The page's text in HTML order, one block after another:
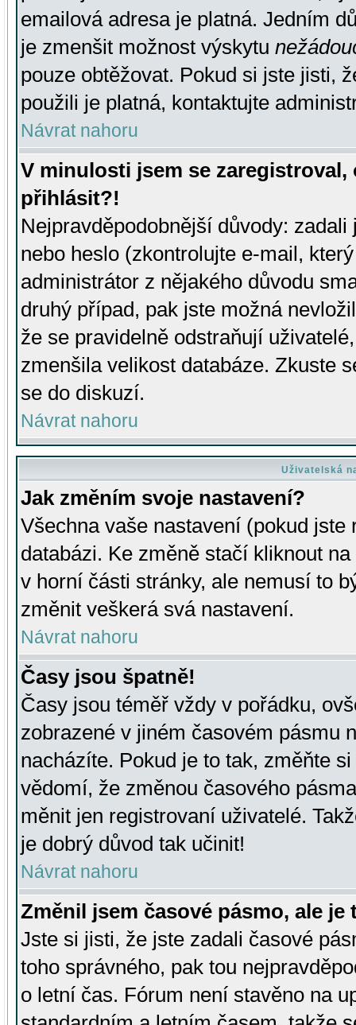
emailová adresa je platná. Jedním
je zmenšit možnost výskytu
pouze obtěžovat. Pokud si jste jisti,
použili je platná, kontaktujte
Návrat nahoru
V minulosti jsem se
přihlásit?!
Nejpravděpodobnější důvody:
nebo heslo (zkontrolujte e-mail,
administrátor z nějakého důvodu
druhý případ, pak jste možná
že se pravidelně odstraňují
zmenšila velikost databáze. Zkuste
se do diskuzí.
Návrat nahoru
Uživatelská
Jak změním svoje nastavení?
Všechna vaše nastavení (pokud
databázi. Ke změně stačí kliknout
v horní části stránky, ale nemusí to
změnit veškerá svá nastavení.
Návrat nahoru
Časy jsou špatně!
Časy jsou téměř vždy v pořádku,
zobrazené v jiném časovém pásmu
nacházíte. Pokud je to tak, změňte
vědomí, že změnou časového
měnit jen registrovaní uživatelé.
je dobrý důvod tak učinit!
Návrat nahoru
Změnil jsem časové pásmo, ale je
Jste si jisti, že jste zadali časové
toho správného, pak tou
o letní čas. Fórum není stavěno na